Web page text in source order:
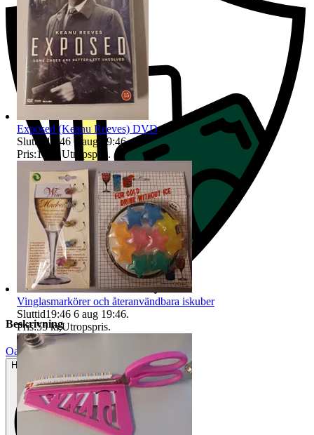
Beskrivning
Oanvänt
Helt ny och aldrig använd
Exposed (Keanu Reeves) DVD
Sluttid 19:46 6 aug 19:46.
Pris:19 kr ,Utropspris.
Vinglasmarkörer och återanvändbara iskuber
Sluttid19:46 6 aug 19:46.
Pris:55 kr,Utropspris.